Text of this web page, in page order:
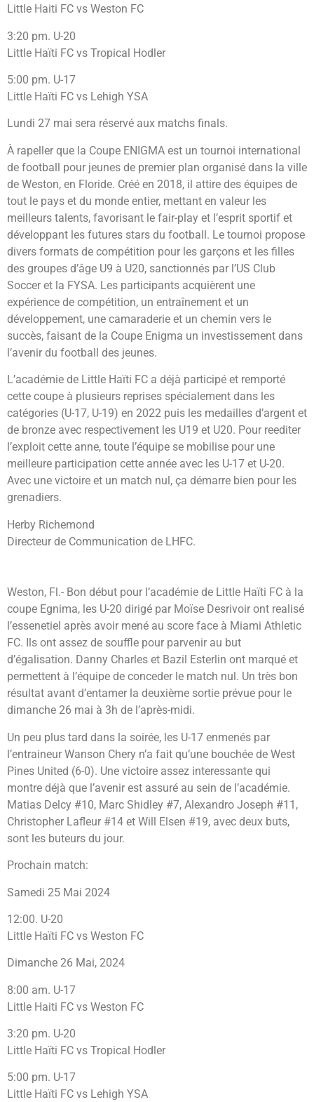
Little Haiti FC vs Weston FC
3:20 pm. U-20
Little Haïti FC vs Tropical Hodler
5:00 pm. U-17
Little Haïti FC vs Lehigh YSA
Lundi 27 mai sera réservé aux matchs finals.
À rapeller que la Coupe ENIGMA est un tournoi international
de football pour jeunes de premier plan organisé dans la ville
de Weston, en Floride. Créé en 2018, il attire des équipes de
tout le pays et du monde entier, mettant en valeur les
meilleurs talents, favorisant le fair-play et l’esprit sportif et
développant les futures stars du football. Le tournoi propose
divers formats de compétition pour les garçons et les filles
des groupes d’âge U9 à U20, sanctionnés par l’US Club
Soccer et la FYSA. Les participants acquièrent une
expérience de compétition, un entraînement et un
développement, une camaraderie et un chemin vers le
succès, faisant de la Coupe Enigma un investissement dans
l’avenir du football des jeunes.
L’académie de Little Haïti FC a déjà participé et remporté
cette coupe à plusieurs reprises spécialement dans les
catégories (U-17, U-19) en 2022 puis les medailles d’argent et
de bronze avec respectivement les U19 et U20. Pour reediter
l’exploit cette anne, toute l’équipe se mobilise pour une
meilleure participation cette année avec les U-17 et U-20.
Avec une victoire et un match nul, ça démarre bien pour les
grenadiers.
Herby Richemond
Directeur de Communication de LHFC.
Weston, Fl.- Bon début pour l’académie de Little Haïti FC à la
coupe Egnima, les U-20 dirigé par Moïse Desrivoir ont realisé
l’essenetiel après avoir mené au score face à Miami Athletic
FC. Ils ont assez de souffle pour parvenir au but
d’égalisation. Danny Charles et Bazil Esterlin ont marqué et
permettent à l’équipe de conceder le match nul. Un très bon
résultat avant d’entamer la deuxième sortie prévue pour le
dimanche 26 mai à 3h de l’après-midi.
Un peu plus tard dans la soirée, les U-17 enmenés par
l’entraineur Wanson Chery n’a fait qu’une bouchée de West
Pines United (6-0). Une victoire assez interessante qui
montre déjà que l’avenir est assuré au sein de l’académie.
Matias Delcy #10, Marc Shidley #7, Alexandro Joseph #11,
Christopher Lafleur #14 et Will Elsen #19, avec deux buts,
sont les buteurs du jour.
Prochain match:
Samedi 25 Mai 2024
12:00. U-20
Little Haïti FC vs Weston FC
Dimanche 26 Mai, 2024
8:00 am. U-17
Little Haiti FC vs Weston FC
3:20 pm. U-20
Little Haïti FC vs Tropical Hodler
5:00 pm. U-17
Little Haïti FC vs Lehigh YSA